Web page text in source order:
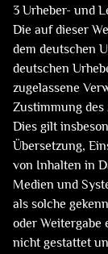
3 Urheber- und
Die auf dieser
dem deutschen
deutschen
zugelassene
Zustimmung des
Dies gilt
Übersetzung,
von Inhalten in
Medien und
als solche
oder
nicht gestattet